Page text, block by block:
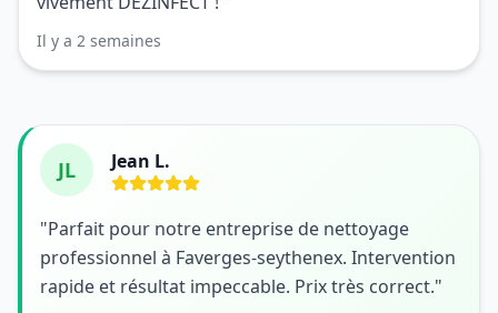
Il y a 2 semaines
JL Jean L.
"Parfait pour notre entreprise de nettoyage
professionnel à Faverges-seythenex. Intervention
rapide et résultat impeccable. Prix très correct."